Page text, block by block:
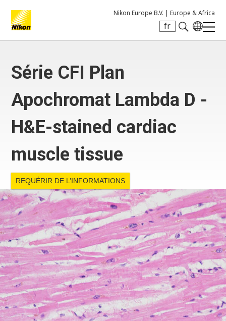
Nikon Europe B.V. | Europe & Africa
fr
Série CFI Plan
Apochromat Lambda D -
H&E-stained cardiac
muscle tissue
REQUÉRIR DE L’INFORMATIONS